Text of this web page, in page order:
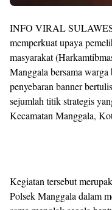
INFO VIRAL
memperkuat upaya
masyarakat
Manggala bersama warga
penyebaran banner
sejumlah titik strategis
Kecamatan Manggala,
Kegiatan tersebut
Polsek Manggala dalam